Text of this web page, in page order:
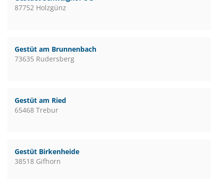
87752 Holzgünz
Gestüt am Brunnenbach
73635 Rudersberg
Gestüt am Ried
65468 Trebur
Gestüt Birkenheide
38518 Gifhorn